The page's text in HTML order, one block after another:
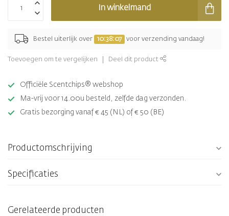
In winkelmand
Bestel uiterlijk over 10:38:07 voor verzending vandaag!
Toevoegen om te vergelijken Deel dit product
Officiële Scentchips® webshop
Ma-vrij voor 14.00u besteld, zelfde dag verzonden.
Gratis bezorging vanaf € 45 (NL) of € 50 (BE)
Productomschrijving
Specificaties
Gerelateerde producten